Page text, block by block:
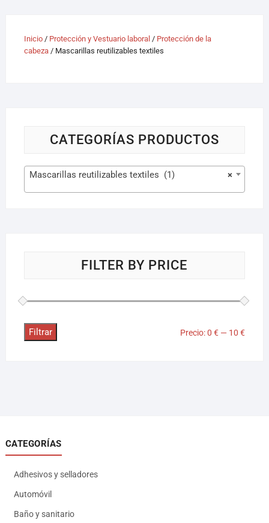
Inicio/ Protección y Vestuario laboral / Protección de la
cabeza/ Mascarillas reutilizables textiles
CATEGORÍAS PRODUCTOS
×
Mascarillas reutilizables textiles (1)
FILTER BY PRICE
Filtrar Precio:0 € — 10 €
CATEGORÍAS
Adhesivos y selladores
Automóvil
Baño y sanitario